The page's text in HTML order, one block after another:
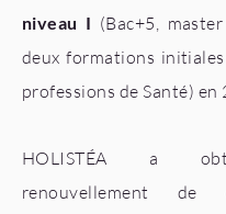
niveau I (Bac+5,
deux formations
professions de Santé) en
HOLISTÉA a
renouvellement de